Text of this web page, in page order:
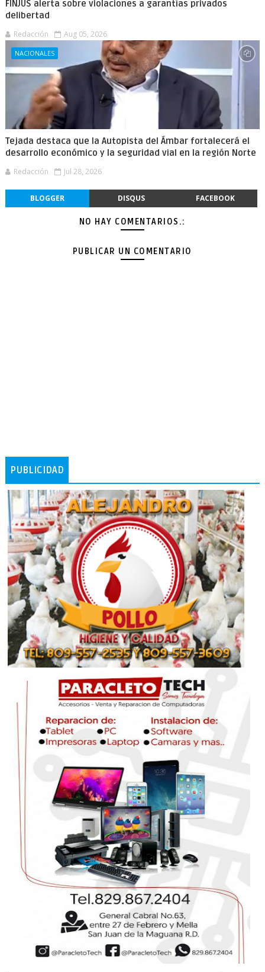
FINJUS alerta sobre violaciones a garantías privados
delibertad
Redacción Aug 05, 2026
NACIONALES
Tejada destaca que la Autopista del Ámbar fortalecerá el
desarrollo económico y la seguridad vial en la región Norte
Redacción Jul 28, 2026
BLOGGER DISQUS FACEBOOK
NO HAY COMENTARIOS.:
PUBLICAR UN COMENTARIO
PUBLICIDAD